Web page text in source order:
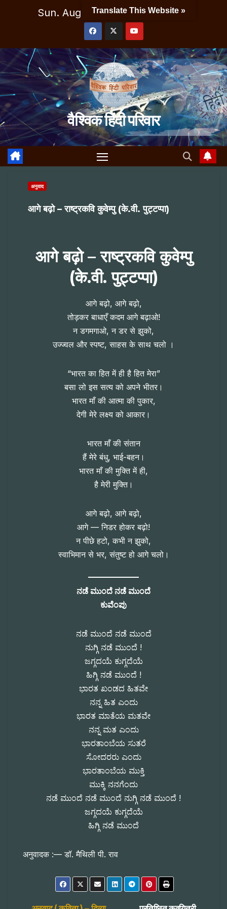
Sun. Aug 9th, 2026 4:49:07 AM
वैश्विक हिंदी परिवार
अनुवाद
आगे बढ़ो – राष्ट्रकवि कुवेम्पु (के.वी. पुट्टप्पा)
आगे बढ़ो – राष्ट्रकवि कुवेम्पु
(के.वी. पुट्टप्पा)
आगे बढ़ो, आगे बढ़ो,
तोड़कर बाधाएँ कदम आगे बढ़ाओ!
न डगमगाओ, न डर से झुको,
उज्ज्वल और स्पष्ट, साहस के साथ चलो ।
“भारत का हित में ही है हित मेरा”
बसा लो इस सत्य को अपने भीतर।
भारत माँ की आत्मा की पुकार,
देगी मेरे लक्ष्य को आकार।
भारत माँ की संतान
हैं मेरे बंधु, भाई-बहन।
भारत माँ की मुक्ति में ही,
है मेरी मुक्ति।
आगे बढ़ो, आगे बढ़ो,
आगे — निडर होकर बढ़ो!
न पीछे हटो, कभी न झुको,
स्वाभिमान से भर, संतुष्ट हो आगे चलो।
ನಡೆ ಮುಂದೆ ನಡೆ ಮುಂದೆ
ಕುವೆಂಪು
ನಡೆ ಮುಂದೆ ನಡೆ ಮುಂದೆ
ನುಗ್ಗಿ ನಡೆ ಮುಂದೆ !
ಜಗ್ಗದಯೆ ಕುಗ್ಗದೆಯೆ
ಹಿಗ್ಗಿ ನಡೆ ಮುಂದೆ !
ಭಾರತ ಖಂಡದ ಹಿತವೇ
ನನ್ನ ಹಿತ ಎಂದು
ಭಾರತ ಮಾತೆಯ ಮತವೇ
ನನ್ನ ಮತ ಎಂದು
ಭಾರತಾಂಬೆಯ ಸುತರೆ
ಸೋದರರು ಎಂದು
ಭಾರತಾಂಬೆಯ ಮುಕ್ತಿ
ಮುಕ್ಕಿ ನನಗೆಂದು
ನಡೆ ಮುಂದೆ ನಡೆ ಮುಂದೆ ನುಗ್ಗಿ ನಡೆ ಮುಂದೆ !
ಜಗ್ಗದಯೆ ಕುಗ್ಗದೆಯೆ
ಹಿಗ್ಗಿ ನಡೆ ಮುಂದೆ
अनुवादक :— डॉ. मैथिली पी. राव
Translate This Website »